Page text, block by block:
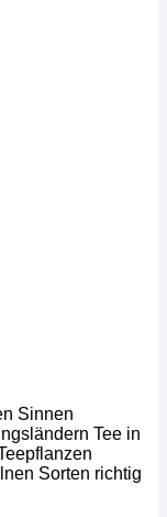
Sinnen
Tee in
Sorten richtig